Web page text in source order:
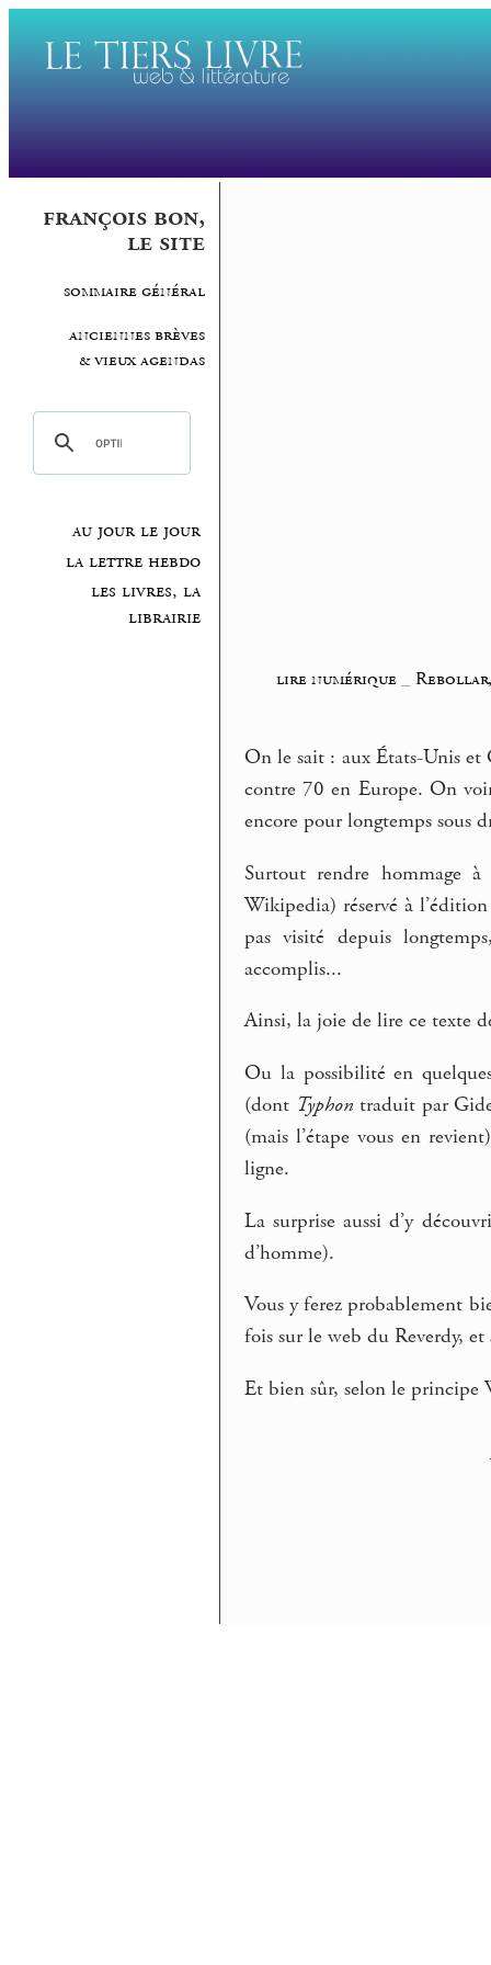
françois bon,
le site
sommaire général
anciennes brèves
& vieux agendas
au jour le jour
la lettre hebdo
les livres, la
librairie
lire numérique_
On le sait : aux États-Unis et
contre 70 en Europe. On
encore pour longtemps sous
Surtout rendre hommage
Wikipedia) réservé à
pas visité depuis
accomplis...
Ainsi, la joie de lire ce texte
Ou la possibilité en
(dont Typhon traduit par
(mais l’étape vous en
ligne.
La surprise aussi d’y
d’homme).
Vous y ferez probablement
fois sur le web du Reverdy, et
Et bien sûr, selon le principe